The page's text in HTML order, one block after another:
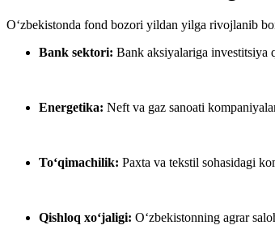
O‘zbekistonda fond bozori yildan yilga rivojlanib
Bank sektori: Bank aksiyalariga investitsiya
Energetika: Neft va gaz sanoati
To‘qimachilik: Paxta va tekstil sohasidagi
Qishloq xo‘jaligi: O‘zbekistonning agrar